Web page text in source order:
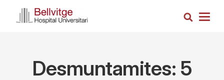
Search
Desmuntamites: 5